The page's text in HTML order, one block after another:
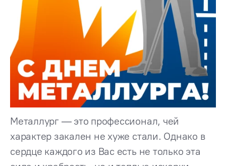
Металлург — это профессионал, чей
характер закален не хуже стали. Однако в
сердце каждого из Вас есть не только эта